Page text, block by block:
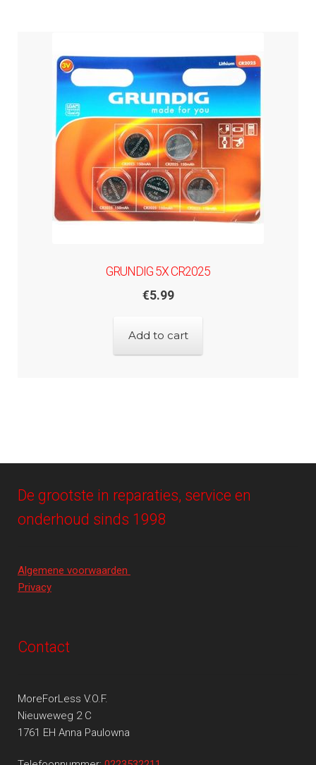
GRUNDIG 5X CR2025
€5.99
Add to cart
De grootste in reparaties, service en
onderhoud sinds 1998
Algemene voorwaarden
Privacy
Contact
MoreForLess V.O.F.
Nieuweweg 2 C
1761 EH Anna Paulowna